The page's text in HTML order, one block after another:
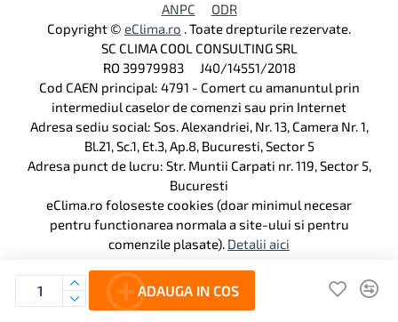
ADAUGA IN COS
ANPC
ODR
Copyright © eClima.ro . Toate drepturile rezervate.
SC CLIMA COOL CONSULTING SRL
RO 39979983 J40/14551/2018
Cod CAEN principal: 4791 - Comert cu amanuntul prin
intermediul caselor de comenzi sau prin Internet
Adresa sediu social: Sos. Alexandriei, Nr. 13, Camera Nr. 1,
Bl.21, Sc.1, Et.3, Ap.8, Bucuresti, Sector 5
Adresa punct de lucru: Str. Muntii Carpati nr. 119, Sector 5,
Bucuresti
eClima.ro foloseste cookies (doar minimul necesar
pentru functionarea normala a site-ului si pentru
comenzile plasate). Detalii aici